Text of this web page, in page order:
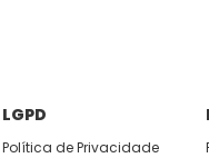
LGPD
Política de Privacidade